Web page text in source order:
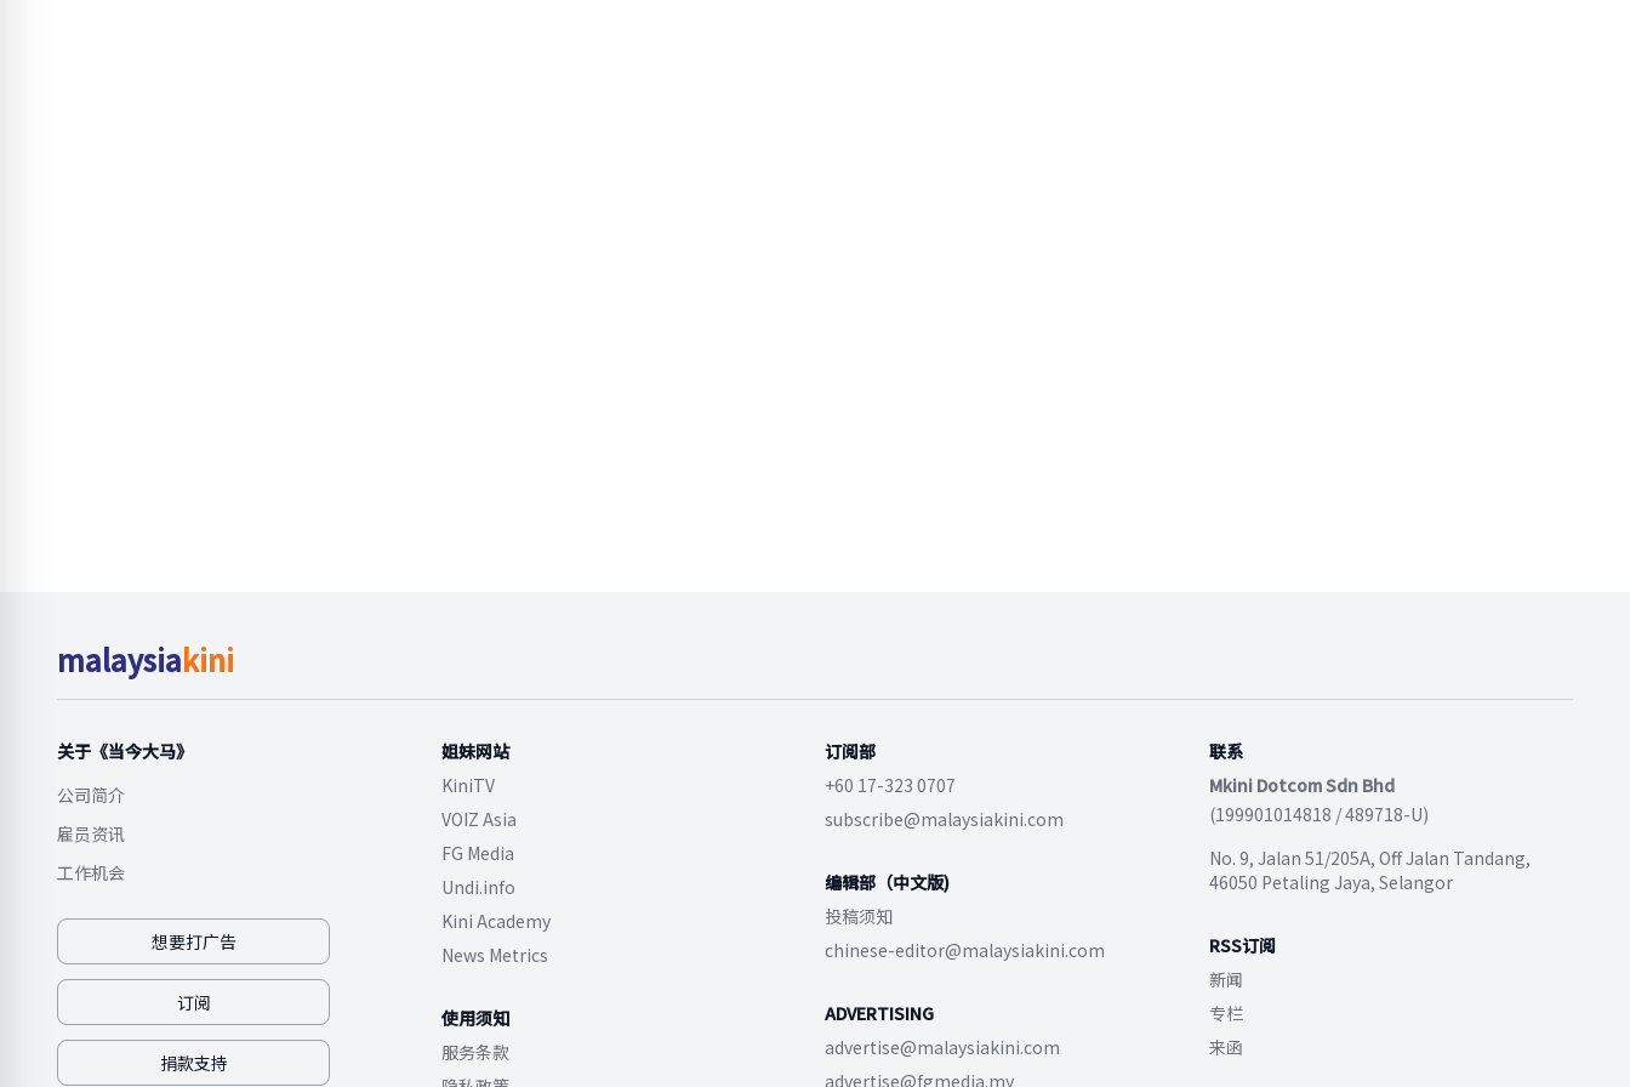
malaysiakini
关于《当今大马》
公司简介
雇员资讯
工作机会
想要打广告
订阅
捐款支持
姐妹网站
KiniTV
VOIZ Asia
FG Media
Undi.info
Kini Academy
News Metrics
使用须知
服务条款
订阅部
+60 17-323 0707
subscribe@malaysiakini.com
编辑部（中文版)
投稿须知
chinese-editor@malaysiakini.com
ADVERTISING
advertise@malaysiakini.com
advertise@fgmedia.my
联系
Mkini Dotcom Sdn Bhd
(199901014818 / 489718-U)
No. 9, Jalan 51/205A, Off Jalan Tandang,
46050 Petaling Jaya, Selangor
RSS订阅
新闻
专栏
来函